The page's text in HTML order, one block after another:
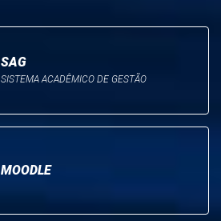
SAG
SISTEMA ACADÊMICO DE GESTÃO
MOODLE